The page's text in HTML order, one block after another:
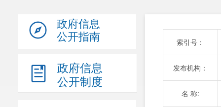
政府信息
公开指南
政府信息
公开制度
索引号：
发布机构：
名 称: